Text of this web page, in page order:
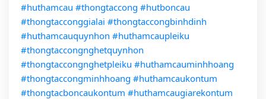
#huthamcau #thongtaccong #hutboncau
#thongtacconggialai #thongtaccongbinhdinh
#huthamcauquynhon #huthamcaupleiku
#thongtaccongnghetquynhon
#thongtaccongnghetpleiku #huthamcauminhhoang
#thongtaccongminhhoang #huthamcaukontum
#thongtacboncaukontum #huthamcaugiarekontum